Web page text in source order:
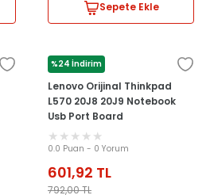
Sepete Ekle
%24 İndirim
LENOVO
Lenovo Orijinal Thinkpad
L570 20J8 20J9 Notebook
Usb Port Board
0.0 Puan - 0 Yorum
601,92 TL
792,00TL